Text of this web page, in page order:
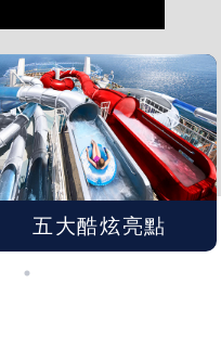
五大酷炫亮點